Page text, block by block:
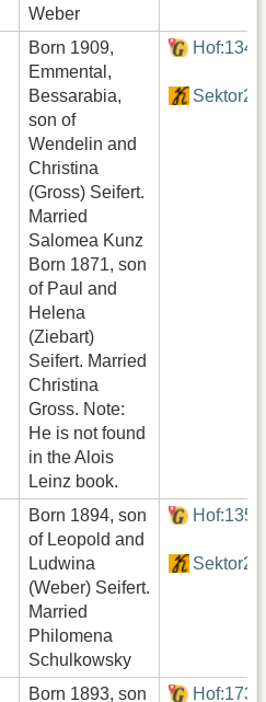
Weber
Born 1909,
Emmental,
Bessarabia,
son of
Wendelin and
Christina
(Gross) Seifert.
Married
Salomea Kunz
Born 1871, son
of Paul and
Helena
(Ziebart)
Seifert. Married
Christina
Gross. Note:
He is not found
in the Alois
Leinz book.
Hof:134
Sektor2
Born 1894, son
of Leopold and
Ludwina
(Weber) Seifert.
Married
Philomena
Schulkowsky
Hof:135
Sektor2
Born 1893, son
Hof:173